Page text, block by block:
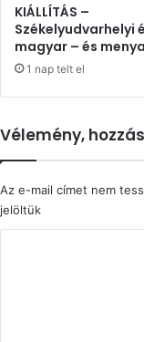
KIÁLLÍTÁS –
Székelyudvarhelyi
magyar – és
1 nap telt el
Vélemény,
Az e-mail címet nem
jelöltük